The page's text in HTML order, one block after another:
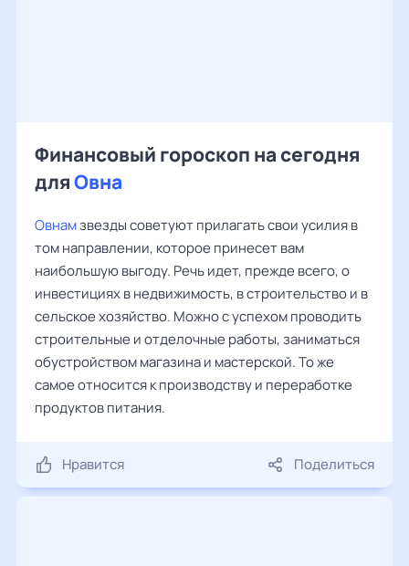
Финансовый гороскоп на сегодня
дляОвна
Овнамзвезды советуют прилагать свои усилия в
том направлении, которое принесет вам
наибольшую выгоду. Речь идет, прежде всего, о
инвестициях в недвижимость, в строительство и в
сельское хозяйство. Можно с успехом проводить
строительные и отделочные работы, заниматься
обустройством магазина и мастерской. То же
самое относится к производству и переработке
продуктов питания.
Нравится Поделиться